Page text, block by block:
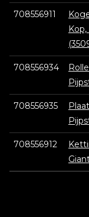
708556911
708556934
708556935
708556912